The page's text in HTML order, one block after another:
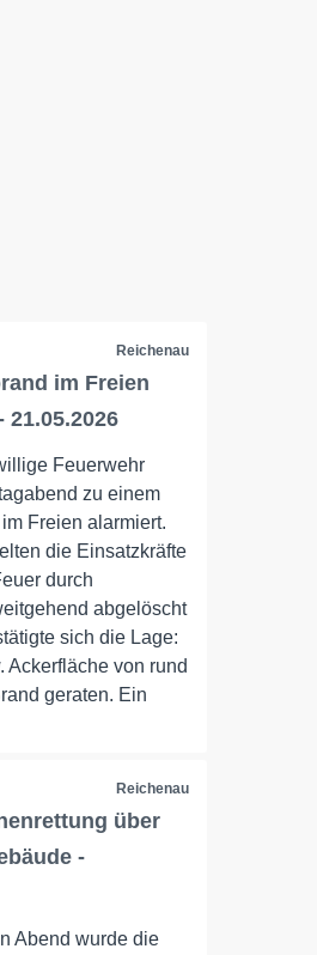
Reichenau
im Freien
Feuerwehr
zu einem
Freien alarmiert.
die Einsatzkräfte
durch
abgelöscht
sich die Lage:
Ackerfläche von rund
geraten. Ein
Reichenau
über
-
Abend wurde die